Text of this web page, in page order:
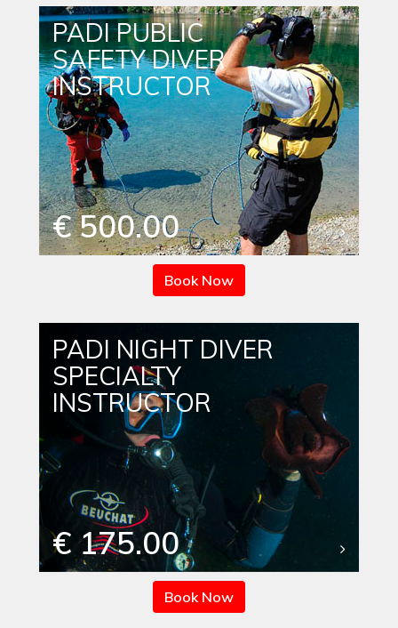
PADI PUBLIC
SAFETY DIVER
INSTRUCTOR
€ 500.00
Book Now
PADI NIGHT DIVER
SPECIALTY
INSTRUCTOR
€ 175.00
Book Now